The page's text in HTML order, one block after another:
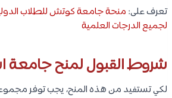
تعرف على: منحة جامعة كوتش للطلاب
لجميع الدرجات العلمية
شروط القبول لمنح جامعة
لكي تستفيد من هذه المنح، يجب توفر